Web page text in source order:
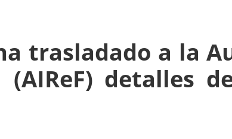
trasladado a la
(AIReF) detalles